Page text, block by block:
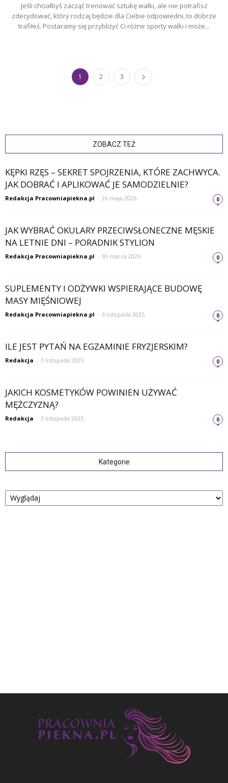
Jeśli chciałbyś zacząć trenować sztukę walki, ale nie potrafisz
zdecydować, który rodzaj będzie dla Ciebie odpowiedni, to dobrze
trafiłeś. Postaramy się przybliżyć Ci różne sporty walki i może...
1 2 3
ZOBACZ TEŻ
KĘPKI RZĘS – SEKRET SPOJRZENIA, KTÓRE ZACHWYCA.
JAK DOBRAĆ I APLIKOWAĆ JE SAMODZIELNIE?
Redakcja Pracowniapiekna.pl - 26 maja 2026 0
JAK WYBRAĆ OKULARY PRZECIWSŁONECZNE MĘSKIE
NA LETNIE DNI – PORADNIK STYLION
Redakcja Pracowniapiekna.pl - 30 marca 2026 0
SUPLEMENTY I ODŻYWKI WSPIERAJĄCE BUDOWĘ
MASY MIĘŚNIOWEJ
Redakcja Pracowniapiekna.pl - 6 listopada 2025 0
ILE JEST PYTAŃ NA EGZAMINIE FRYZJERSKIM?
Redakcja - 3 listopada 2025 0
JAKICH KOSMETYKÓW POWINIEN UŻYWAĆ
MĘŻCZYZNĄ?
Redakcja - 3 listopada 2025 0
Kategorie
Kategorie